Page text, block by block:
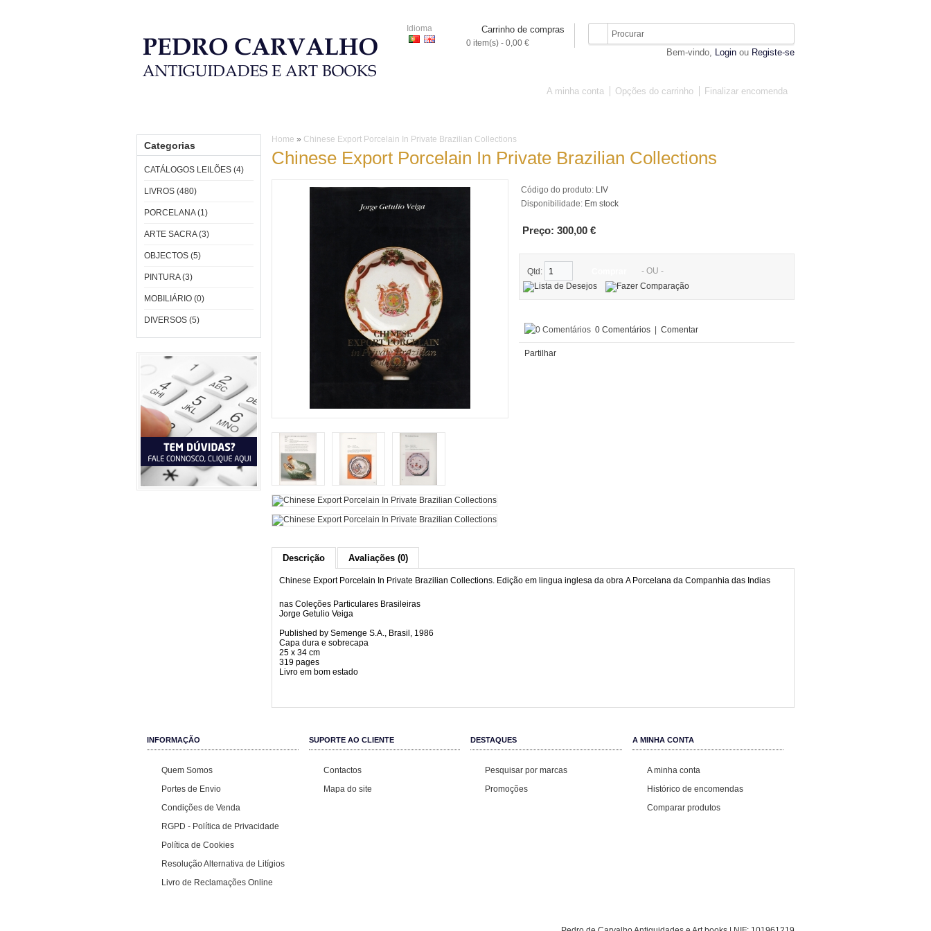
Idioma Carrinho de compras
0 item(s) - 0,00 €
Bem-vindo, Login ou Registe-se
A minha conta Opções do carrinho Finalizar encomenda
Categorias
CATÁLOGOS LEILÕES (4)
LIVROS (480)
PORCELANA (1)
ARTE SACRA (3)
OBJECTOS (5)
PINTURA (3)
MOBILIÁRIO (0)
DIVERSOS (5)
Home » Chinese Export Porcelain In Private Brazilian Collections
Chinese Export Porcelain In Private Brazilian Collections
Código do produto: LIV
Disponibilidade: Em stock
Preço: 300,00 €
Qtd: - OU -
0 Comentários Comentar
Partilhar
Descrição Avaliações (0)
Chinese Export Porcelain In Private Brazilian Collections. Edição em lingua inglesa da obra A Porcelana da Companhia das Indias
nas Coleções Particulares Brasileiras
Jorge Getulio Veiga
Published by Semenge S.A., Brasil, 1986
Capa dura e sobrecapa
25 x 34 cm
319 pages
Livro em bom estado
INFORMAÇÃO
Quem Somos
Portes de Envio
Condições de Venda
RGPD - Política de Privacidade
Política de Cookies
Resolução Alternativa de Litígios
Livro de Reclamações Online
SUPORTE AO CLIENTE
Contactos
Mapa do site
DESTAQUES
Pesquisar por marcas
Promoções
A MINHA CONTA
A minha conta
Histórico de encomendas
Comparar produtos